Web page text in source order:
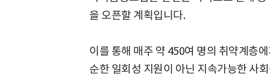
을 오픈할 계획입니다.
이를 통해 매주 약 450여 명의 취약계층
순한 일회성 지원이 아닌 지속가능한 사